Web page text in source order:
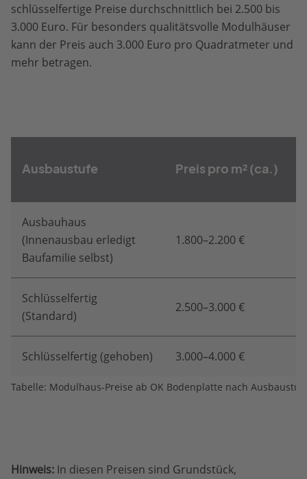
schlüsselfertige Preise durchschnittlich bei 2.500 bis
3.000 Euro. Für besonders qualitätsvolle Modulhäuser
kann der Preis auch 3.000 Euro pro Quadratmeter und
mehr betragen.
Tabelle: Modulhaus-Preise ab OK Bodenplatte nach
Ausbaustufe Preis pro m² (ca.)
Ausbauhaus
(Innenausbau erledigt
Baufamilie selbst)
1.800–2.200 €
Schlüsselfertig
(Standard)
2.500–3.000 €
Schlüsselfertig (gehoben) 3.000–4.000 €
Hinweis: In diesen Preisen sind Grundstück,